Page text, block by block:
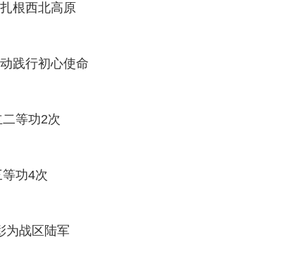
根西北高原
践行初心使命
等功2次
等功4次
为战区陆军